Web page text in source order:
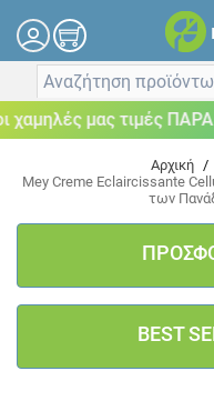
μας τιμές
Αρχική /
Mey Creme Eclaircissante
των
BEST